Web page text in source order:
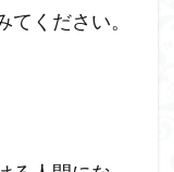
ください。